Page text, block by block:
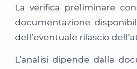
La verifica preliminare
documentazione
dell’eventuale rilascio
L’analisi dipende dalla